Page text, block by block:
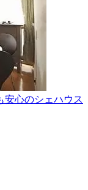
心のシェハウス